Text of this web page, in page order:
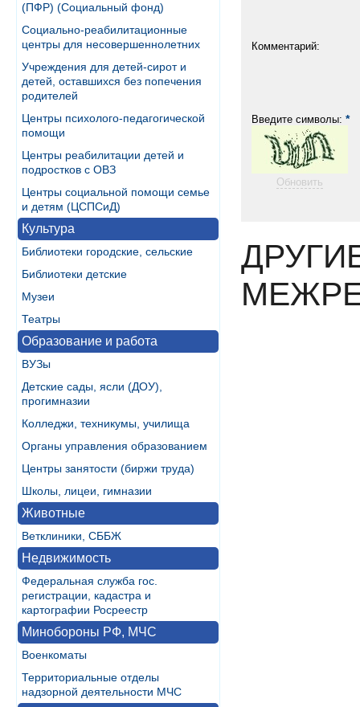
(ПФР) (Социальный фонд)
Социально-реабилитационные
центры для несовершеннолетних
Учреждения для детей-сирот и
детей, оставшихся без попечения
родителей
Центры психолого-педагогической
помощи
Центры реабилитации детей и
подростков с ОВЗ
Центры социальной помощи семье
и детям (ЦСПСиД)
Культура
Библиотеки городские, сельские
Библиотеки детские
Музеи
Театры
Образование и работа
ВУЗы
Детские сады, ясли (ДОУ),
прогимназии
Колледжи, техникумы, училища
Органы управления образованием
Центры занятости (биржи труда)
Школы, лицеи, гимназии
Животные
Ветклиники, СББЖ
Недвижимость
Федеральная служба гос.
регистрации, кадастра и
картографии Росреестр
Минобороны РФ, МЧС
Военкоматы
Территориальные отделы
надзорной деятельности МЧС
Комментарий:
Введите символы: *
Обновить